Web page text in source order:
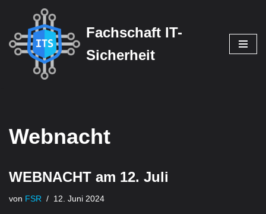
Zum
Inhalt
springen
Fachschaft IT-
Sicherheit
Webnacht
WEBNACHT am 12. Juli
von FSR 12. Juni 2024